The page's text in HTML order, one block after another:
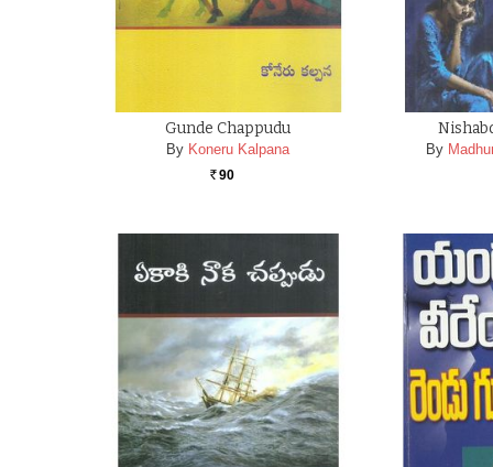
Gunde Chappudu
By Koneru Kalpana
Rs. 90
By